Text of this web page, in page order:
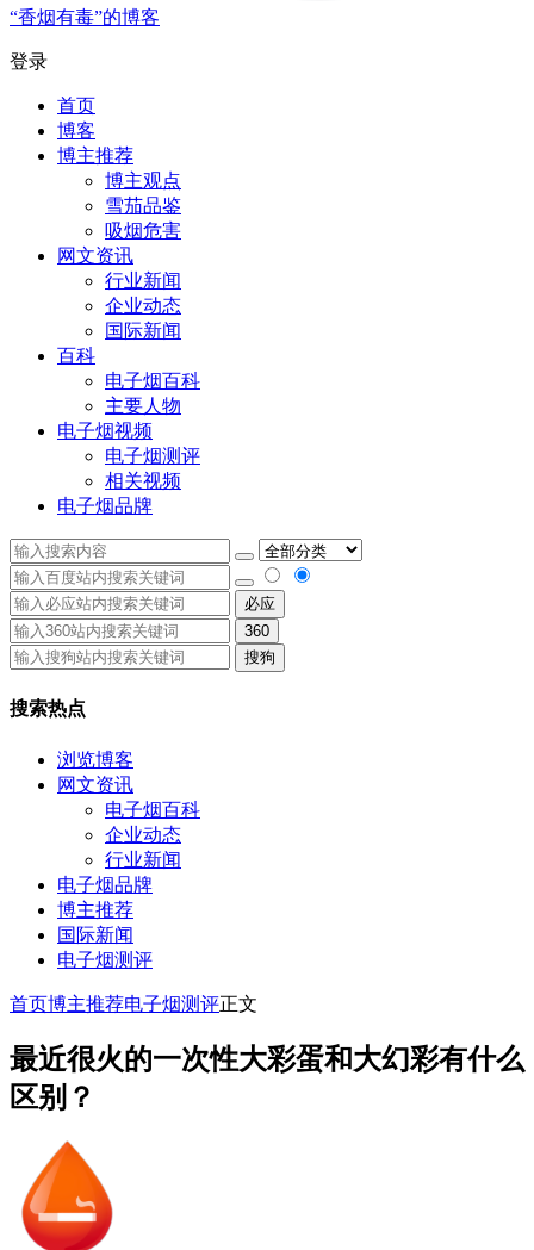
“香烟有毒”的博客
登录
首页
博客
博主推荐
博主观点
雪茄品鉴
吸烟危害
网文资讯
行业新闻
企业动态
国际新闻
百科
电子烟百科
主要人物
电子烟视频
电子烟测评
相关视频
电子烟品牌
必应
360
搜狗
搜索热点
浏览博客
网文资讯
电子烟百科
企业动态
行业新闻
电子烟品牌
博主推荐
国际新闻
电子烟测评
首页博主推荐电子烟测评正文
最近很火的一次性大彩蛋和大幻彩有什么
区别？